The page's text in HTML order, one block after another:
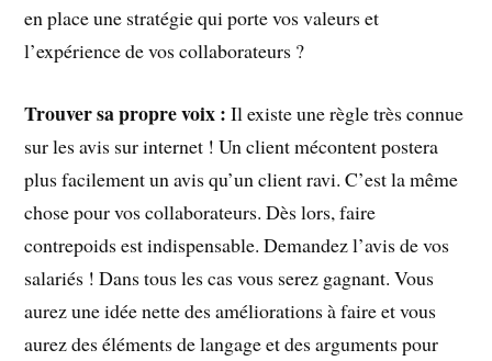
en place une stratégie qui porte vos valeurs et
l’expérience de vos collaborateurs ?
Trouver sa propre voix :Il existe une règle très connue
sur les avis sur internet ! Un client mécontent postera
plus facilement un avis qu’un client ravi. C’est la même
chose pour vos collaborateurs. Dès lors, faire
contrepoids est indispensable. Demandez l’avis de vos
salariés ! Dans tous les cas vous serez gagnant. Vous
aurez une idée nette des améliorations à faire et vous
aurez des éléments de langage et des arguments pour